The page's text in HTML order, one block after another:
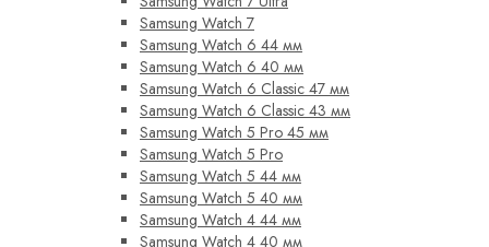
Samsung Watch 7
Samsung Watch 6 44 мм
Samsung Watch 6 40 мм
Samsung Watch 6 Classic 47 мм
Samsung Watch 6 Classic 43 мм
Samsung Watch 5 Pro 45 мм
Samsung Watch 5 Pro
Samsung Watch 5 44 мм
Samsung Watch 5 40 мм
Samsung Watch 4 44 мм
Samsung Watch 4 40 мм